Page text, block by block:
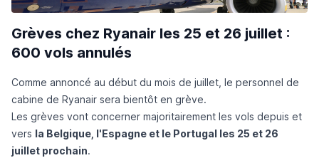
Grèves chez Ryanair les 25 et 26 juillet :
600 vols annulés
Comme annoncé au début du mois de juillet, le personnel de
cabine de Ryanair sera bientôt en grève.
Les grèves vont concerner majoritairement les vols depuis et
vers la Belgique, l'Espagne et le Portugal les 25 et 26
juillet prochain.